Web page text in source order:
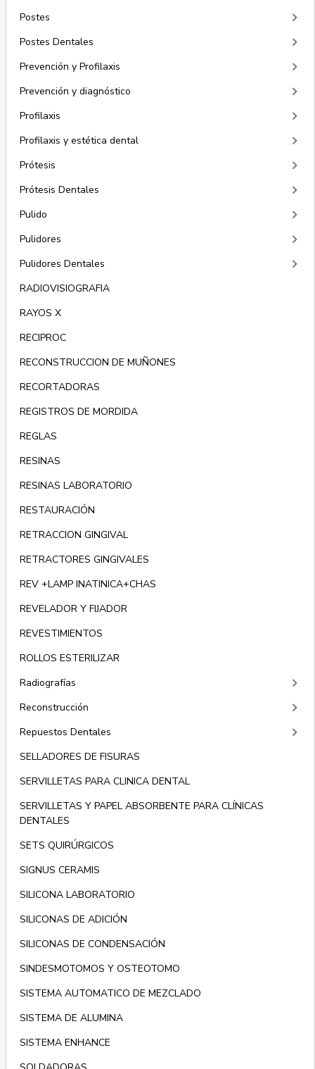
Postes
keyboard_arrow_right
Postes Dentales keyboard_arrow_right
Prevención y Profilaxis keyboard_arrow_right
Prevención y diagnóstico keyboard_arrow_right
Profilaxis keyboard_arrow_right
Profilaxis y estética dental keyboard_arrow_right
Prótesis keyboard_arrow_right
Prótesis Dentales keyboard_arrow_right
Pulido keyboard_arrow_right
Pulidores keyboard_arrow_right
Pulidores Dentales keyboard_arrow_right
RADIOVISIOGRAFIA
RAYOS X
RECIPROC
RECONSTRUCCION DE MUÑONES
RECORTADORAS
REGISTROS DE MORDIDA
REGLAS
RESINAS
RESINAS LABORATORIO
RESTAURACIÓN
RETRACCION GINGIVAL
RETRACTORES GINGIVALES
REV +LAMP INATINICA+CHAS
REVELADOR Y FIJADOR
REVESTIMIENTOS
ROLLOS ESTERILIZAR
Radiografías
keyboard_arrow_right
Reconstrucción keyboard_arrow_right
Repuestos Dentales keyboard_arrow_right
SELLADORES DE FISURAS
SERVILLETAS PARA CLINICA DENTAL
SERVILLETAS Y PAPEL ABSORBENTE PARA CLÍNICAS
DENTALES
SETS QUIRÚRGICOS
SIGNUS CERAMIS
SILICONA LABORATORIO
SILICONAS DE ADICIÓN
SILICONAS DE CONDENSACIÓN
SINDESMOTOMOS Y OSTEOTOMO
SISTEMA AUTOMATICO DE MEZCLADO
SISTEMA DE ALUMINA
SISTEMA ENHANCE